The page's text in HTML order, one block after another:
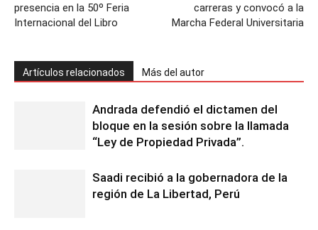
presencia en la 50º Feria
Internacional del Libro
carreras y convocó a la
Marcha Federal Universitaria
Artículos relacionados Más del autor
Andrada defendió el dictamen del
bloque en la sesión sobre la llamada
“Ley de Propiedad Privada”.
Saadi recibió a la gobernadora de la
región de La Libertad, Perú